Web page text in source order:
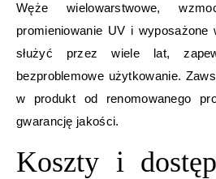
Węże wielowarstwowe,
promieniowanie UV i wyposażone
służyć przez wiele lat,
bezproblemowe użytkowanie.
w produkt od renomowanego
gwarancję jakości.
Koszty i